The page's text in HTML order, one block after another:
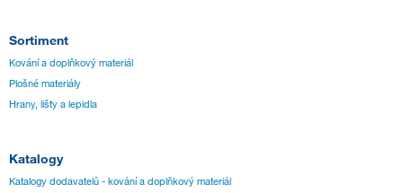
Sortiment
Kování a doplňkový materiál
Plošné materiály
Hrany, lišty a lepidla
Katalogy
Katalogy dodavatelů - kování a doplňkový materiál